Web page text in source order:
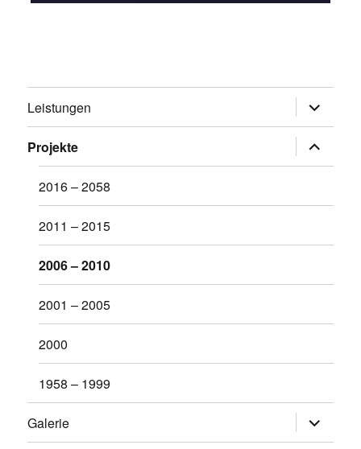
Leistungen
öffnen
Projekte
öffnen
2016 – 2058
2011 – 2015
2006 – 2010
2001 – 2005
2000
1958 – 1999
Galerie
öffnen